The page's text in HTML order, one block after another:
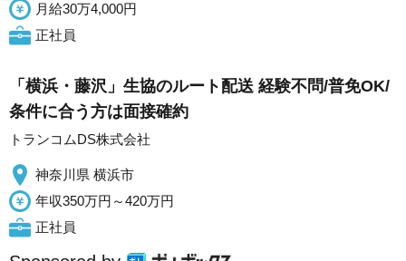
月給30万4,000円
正社員
「横浜・藤沢」生協のルート配送 経験不問/普免OK/
条件に合う方は面接確約
トランコムDS株式会社
神奈川県 横浜市
年収350万円～420万円
正社員